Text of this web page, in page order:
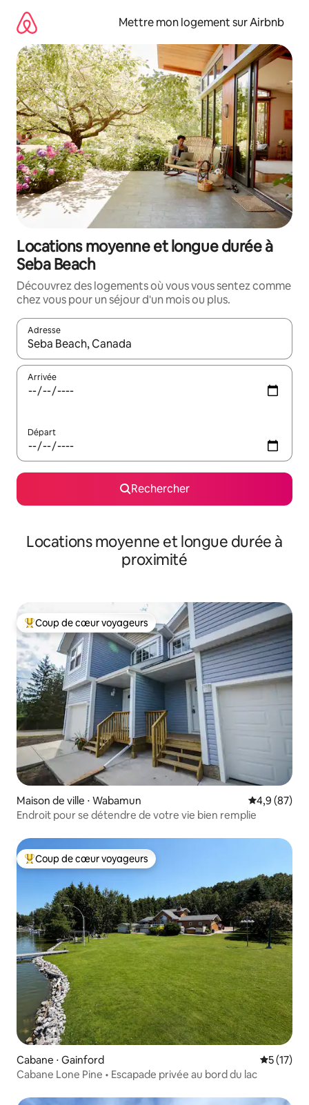
directement
contenu
Mettre mon logement sur Airbnb
Locations moyenne et longue durée à
Seba Beach
Découvrez des logements où vous vous sentez comme
chez vous pour un séjour d'un mois ou plus.
Adresse
Lorsque les résultats s'affichent, utilisez les flèches vers le
Arrivée
Départ
Rechercher
Locations moyenne et longue durée à
proximité
Coups de cœur voyageurs les plus appréciés
Coup de cœur voyageurs
Maison de ville ⋅ Wabamun Évaluation
4,9 (87)
Endroit pour se détendre de votre vie bien remplie
Coups de cœur voyageurs les plus appréciés
Coup de cœur voyageurs
Cabane ⋅ Gainford
5 (17)
Cabane Lone Pine • Escapade privée au bord du lac